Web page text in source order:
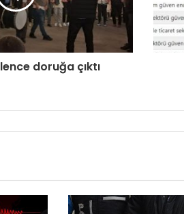
doruğa çıktı